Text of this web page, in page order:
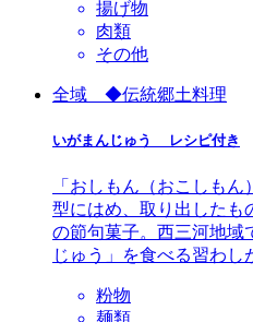
揚げ物
肉類
その他
全域 ◆伝統郷土料理
いがまんじゅう レシピ付き
「おしもん（おこしも
型にはめ、取り出したも
の節句菓子。西三河地域
じゅう」を食べる習わし
粉物
麺類